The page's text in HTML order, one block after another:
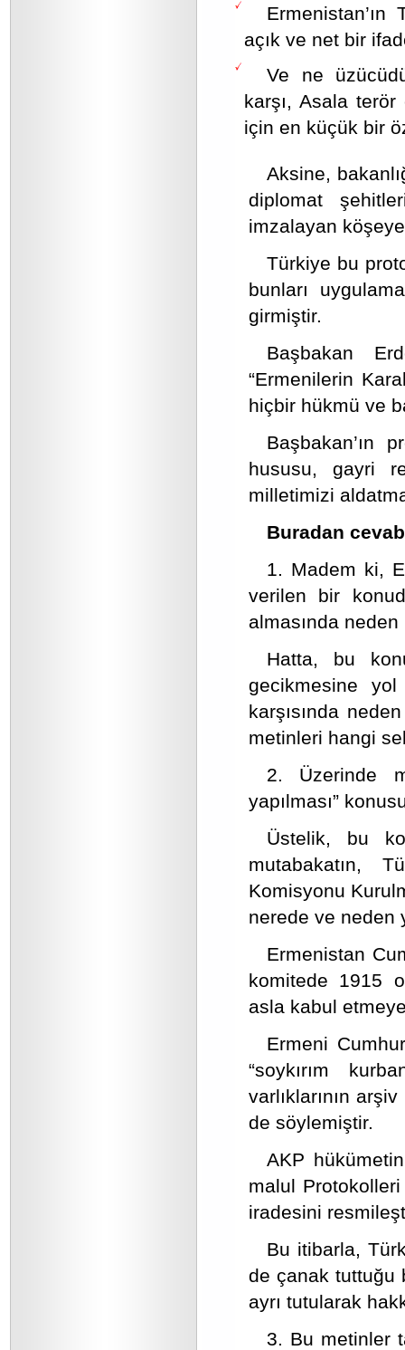
açık ve net bir
Ve ne
karşı, Asala terör
için en küçük bir
Aksine,
diplomat
imzalayan köşeye
Türkiye bu
bunları
girmiştir.
Başbakan
“Ermenilerin
hiçbir hükmü ve
Başbakan’ın
hususu, gayri
milletimizi
Buradan
1. Madem ki,
verilen bir
almasında neden
Hatta, bu
gecikmesine
karşısında
metinleri hangi
2. Üzerinde
yapılması”
Üstelik, bu
mutabakatın,
Komisyonu
nerede ve neden
Ermenistan
komitede 1915
asla kabul
Ermeni
“soykırım
varlıklarının
de söylemiştir.
AKP
malul
iradesini
Bu itibarla,
de çanak tuttuğu
ayrı tutularak
3. Bu metinler